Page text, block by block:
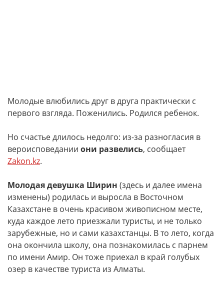
Молодые влюбились друг в друга практически с
первого взгляда. Поженились. Родился ребенок.
Но счастье длилось недолго: из-за разногласия в
вероисповедании они развелись, сообщает
Zakon.kz.
Молодая девушка Ширин (здесь и далее имена
изменены) родилась и выросла в Восточном
Казахстане в очень красивом живописном месте,
куда каждое лето приезжали туристы, и не только
зарубежные, но и сами казахстанцы. В то лето, когда
она окончила школу, она познакомилась с парнем
по имени Амир. Он тоже приехал в край голубых
озер в качестве туриста из Алматы.